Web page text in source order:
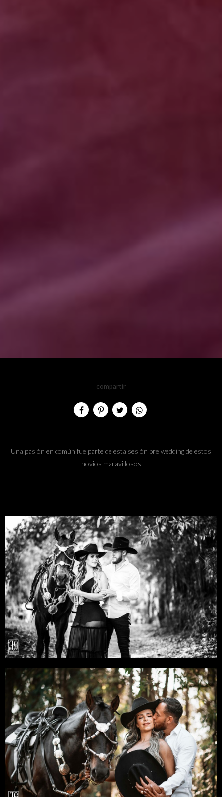
compartir
Una pasión en común fue parte de esta sesión pre wedding de estos
novios maravillosos